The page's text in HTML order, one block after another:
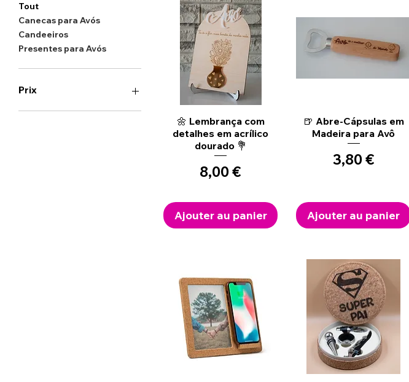
Tout
Canecas para Avós
Candeeiros
Presentes para Avós
Prix
Aperçu rapide
🌼 Lembrança com
detalhes em acrílico
dourado 💐
Prix
8,00 €
Ajouter au panier
Aperçu rapide
🍺 Abre-Cápsulas em
Madeira para Avô
Prix
3,80 €
Ajouter au panier